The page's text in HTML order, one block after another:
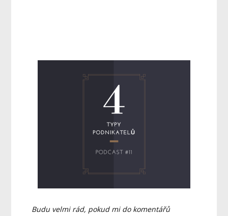
Budu velmi rád, pokud mi do komentářů